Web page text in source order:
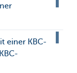
einer KBC-